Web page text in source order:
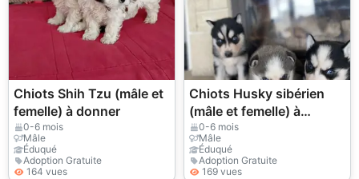
Chiots Shih Tzu (mâle et
femelle) à donner
0-6 mois
Mâle
Éduqué
Adoption Gratuite
164 vues
Chiots Husky sibérien
(mâle et femelle) à
donner
0-6 mois
Mâle
Éduqué
Adoption Gratuite
169 vues